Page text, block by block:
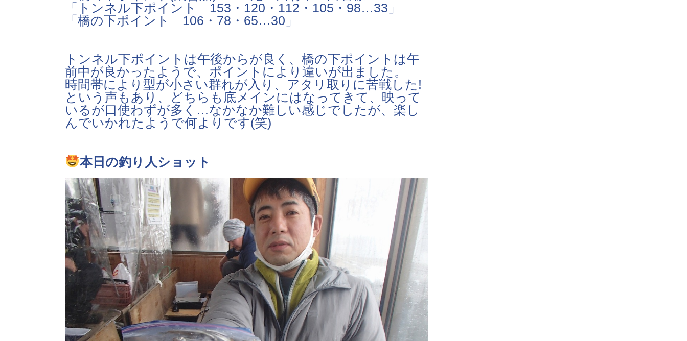
「トンネル下ポイント 153・120・112・105・98…33」
「橋の下ポイント 106・78・65…30」
トンネル下ポイントは午後からが良く、橋の下ポイントは午
前中が良かったようで、ポイントにより違いが出ました。
時間帯により型が小さい群れが入り、アタリ取りに苦戦した!
という声もあり、どちらも底メインにはなってきて、映って
いるが口使わずが多く…なかなか難しい感じでしたが、楽し
んでいかれたようで何よりです(笑)
本日の釣り人ショット